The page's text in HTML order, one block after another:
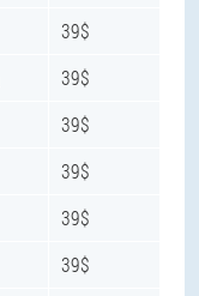
39$
39$
39$
39$
39$
39$